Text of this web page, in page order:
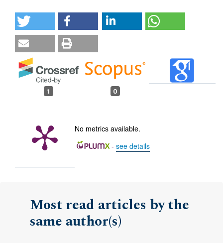
1 0
No metrics available.
- see details
Most read articles by the
same author(s)